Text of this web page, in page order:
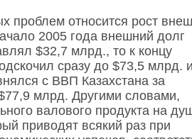
проблем относится рост
2005 года внешний долг
$32,7 млрд., то к концу
сразу до $73,5 млрд.
с ВВП Казахстана за
млрд. Другими словами,
валового продукта на
приводят всякий раз при